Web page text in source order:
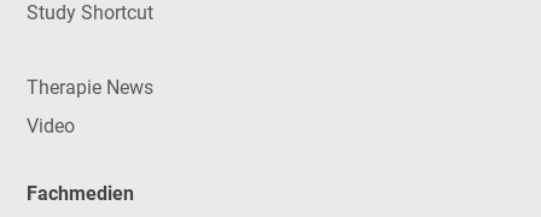
Study Shortcut
Therapie News
Video
Fachmedien